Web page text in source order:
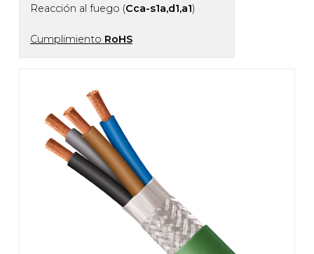
Reacción al fuego (Cca-s1a,d1,a1)
Cumplimiento RoHS